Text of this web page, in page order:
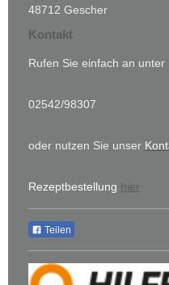
48712 Gescher
Kontakt
Rufen Sie einfach an unter
02542/98307
oder nutzen Sie unser
Rezeptbestellung hier
Teilen